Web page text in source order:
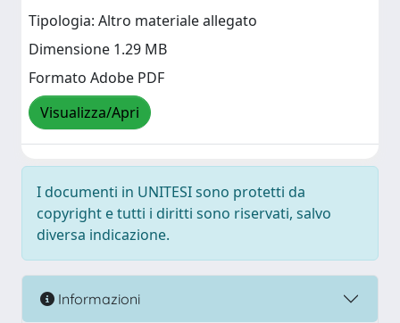
Tipologia: Altro materiale allegato
Dimensione 1.29 MB
Formato Adobe PDF
Visualizza/Apri
I documenti in UNITESI sono protetti da
copyright e tutti i diritti sono riservati, salvo
diversa indicazione.
Informazioni